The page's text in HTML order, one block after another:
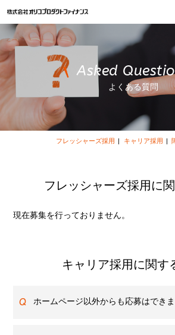
Asked
よくある質問
フレッシャーズ採用 キャリア採用
フレッシャーズ採用に
現在募集を行っておりません。
キャリア採用に関す
Q ホームページ以外からも応募はできま